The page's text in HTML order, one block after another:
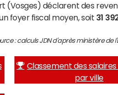
(Vosges) déclarent des
foyer fiscal moyen, soit 31
: calculs JDN d'après ministère de
Classement des
par ville